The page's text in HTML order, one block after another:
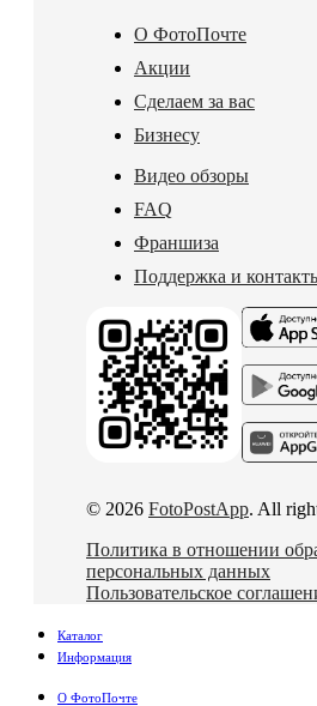
О ФотоПочте
Акции
Сделаем за вас
Бизнесу
Видео обзоры
FAQ
Франшиза
Поддержка и
© 2026 FotoPostApp. All
Политика в отношении
персональных данных
Пользовательское
Каталог
Информация
О ФотоПочте